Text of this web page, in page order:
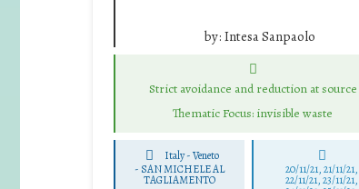
by: Intesa Sanpaolo
Strict avoidance and reduction at source
Thematic Focus: invisible waste
Italy - Veneto
- SAN MICHELE AL
TAGLIAMENTO
20/11/21, 21/11/21,
22/11/21, 23/11/21,